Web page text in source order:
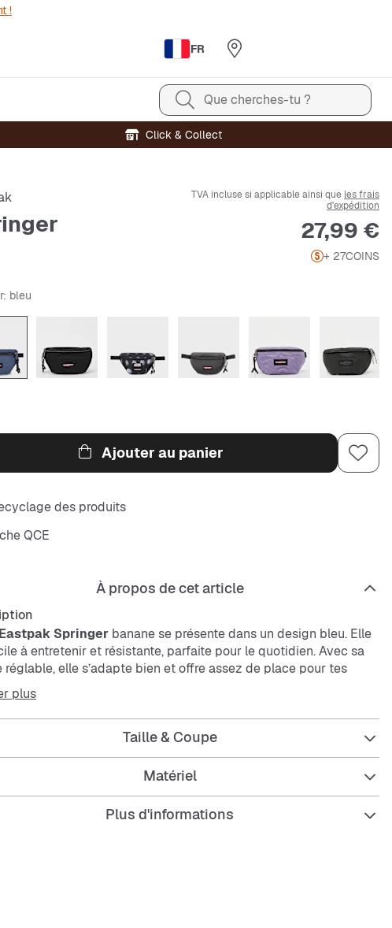
!
FR
Que cherches-tu ?
Click & Collect
TVA incluse si applicable ainsi que les frais
d'expédition
Prix
27,99 €
+ 27COINS
: bleu
Ajouter au panier
des produits
QCE
À propos de cet article
Eastpak Springer banane se présente dans un design bleu. Elle
à entretenir et résistante, parfaite pour le quotidien. Avec sa
réglable, elle s’adapte bien et offre assez de place pour tes
:
plus
Taille & Coupe
Matériel
Plus d'informations